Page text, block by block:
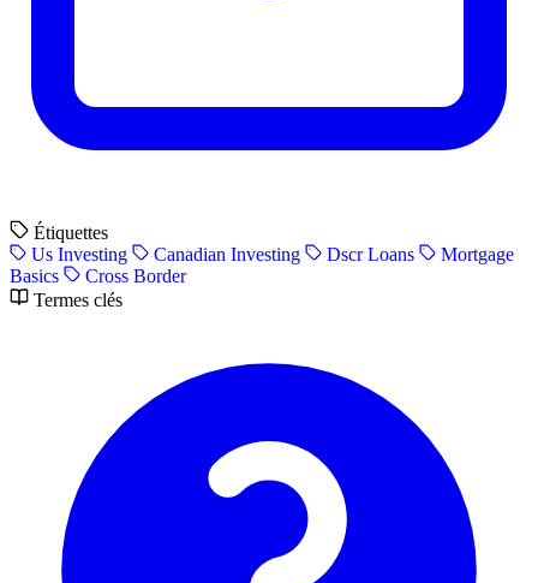
Étiquettes
Us Investing
Canadian Investing Dscr Loans
Mortgage
Basics
Cross Border
Termes clés